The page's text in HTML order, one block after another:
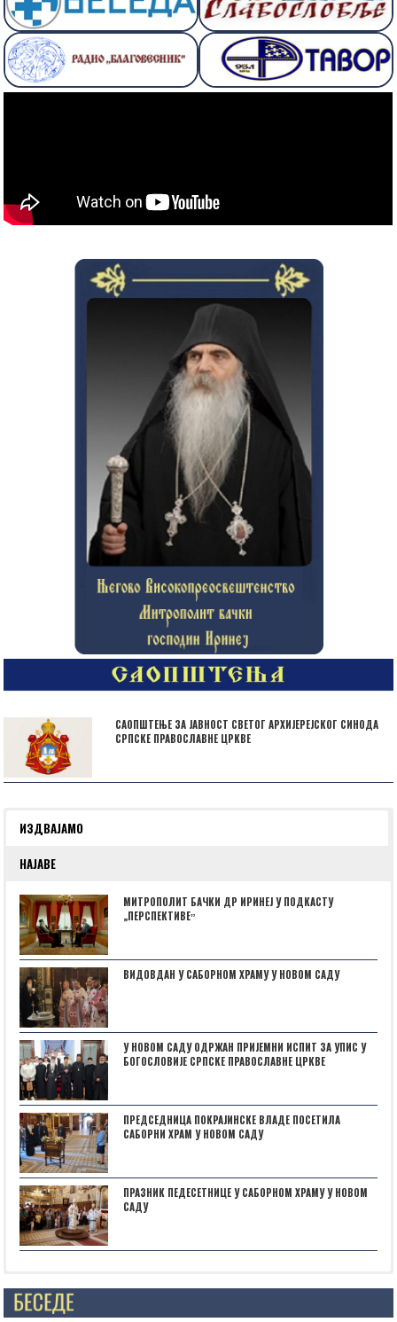
САОПШТЕЊЕ ЗА ЈАВНОСТ СВЕТОГ АРХИЈЕРЕЈСКОГ СИНОДА
СРПСКЕ ПРАВОСЛАВНЕ ЦРКВЕ
ИЗДВАЈАМО
НАЈАВЕ
МИТРОПОЛИТ БАЧКИ ДР ИРИНЕЈ У ПОДКАСТУ
„ПЕРСПЕКТИВЕˮ
ВИДОВДАН У САБОРНОМ ХРАМУ У НОВОМ САДУ
У НОВОМ САДУ ОДРЖАН ПРИЈЕМНИ ИСПИТ ЗА УПИС У
БОГОСЛОВИЈЕ СРПСКЕ ПРАВОСЛАВНЕ ЦРКВЕ
ПРЕДСЕДНИЦА ПОКРАЈИНСКЕ ВЛАДЕ ПОСЕТИЛА
САБОРНИ ХРАМ У НОВОМ САДУ
ПРАЗНИК ПЕДЕСЕТНИЦЕ У САБОРНОМ ХРАМУ У НОВОМ
САДУ
Posts not found